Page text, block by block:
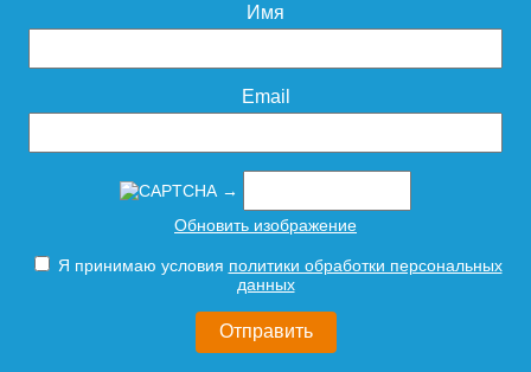
подвесная Style Line
Атлантика 70 Люкс Plus
антискрейч, белая
21 810
Тумба для комплекта
напольная Style Line
антискрейч, белая
Имя
Email
→
Обновить изображение
Я принимаю условия политики обработки персональных
данных